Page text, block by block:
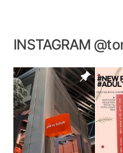
INSTAGRAM